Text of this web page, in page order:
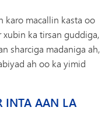
karo macallin kasta oo
ka tirsan guddiga,
sharciga madaniga ah,
ah oo ka yimid
INTA AAN LA